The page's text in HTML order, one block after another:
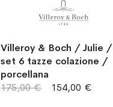
Villeroy & Boch / Julie /
set 6 tazze colazione /
porcellana
154,00 €
175,00 €